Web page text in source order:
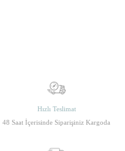
Hızlı Teslimat
48 Saat İçerisinde Siparişiniz Kargoda